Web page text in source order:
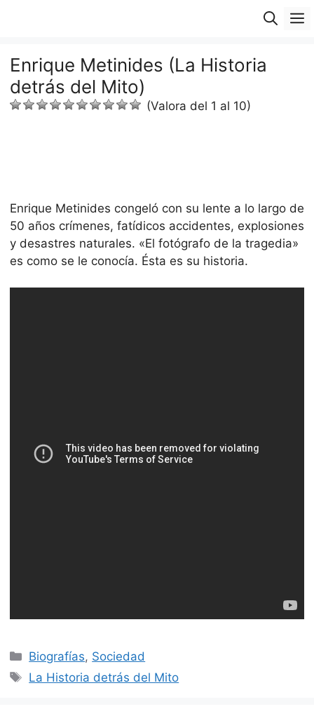
Enrique Metinides (La Historia
detrás del Mito)
(Valora del 1 al 10)
Enrique Metinides congeló con su lente a lo largo de
50 años crímenes, fatídicos accidentes, explosiones
y desastres naturales. «El fotógrafo de la tragedia»
es como se le conocía. Ésta es su historia.
Categorías
Biografías, Sociedad
Etiquetas
La Historia detrás del Mito